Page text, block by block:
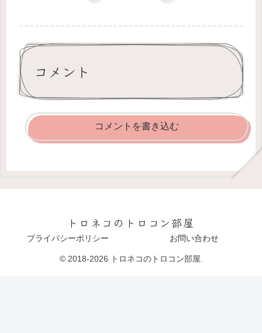
コメント
コメントを書き込む
トロネコのトロコン部屋
プライバシーポリシー お問い合わせ
© 2018-2026 トロネコのトロコン部屋.